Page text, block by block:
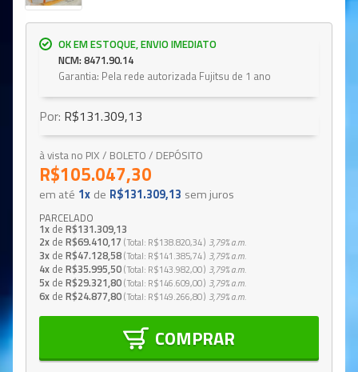
OK EM ESTOQUE, ENVIO IMEDIATO
NCM: 8471.90.14
Garantia: Pela rede autorizada Fujitsu de 1 ano
Por: R$131.309,13
à vista no PIX / BOLETO / DEPÓSITO
R$105.047,30
em até 1x de R$131.309,13 sem juros
PARCELADO
1x de R$131.309,13
2x de R$69.410,17 Total R$138.820,34 3,79%a.m.
3x de R$47.128,58 Total R$141.385,74 3,79%a.m.
4x de R$35.995,50 Total R$143.982,00 3,79%a.m.
5x de R$29.321,80 Total R$146.609,00 3,79%a.m.
6x de R$24.877,80 Total R$149.266,80 3,79%a.m.
COMPRAR